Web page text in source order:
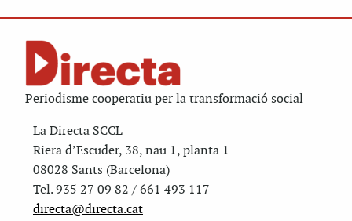
Periodisme cooperatiu per la transformació social
La Directa SCCL
Riera d’Escuder, 38, nau 1, planta 1
08028 Sants (Barcelona)
Tel. 935 27 09 82 / 661 493 117
directa@directa.cat